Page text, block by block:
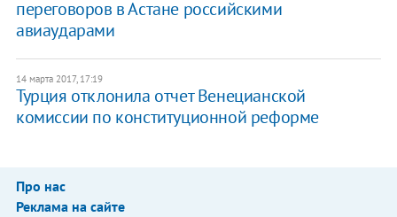
переговоров в Астане российскими
авиаударами
14 марта 2017, 17:19
Турция отклонила отчет Венецианской
комиссии по конституционной реформе
Про нас
Реклама на сайте